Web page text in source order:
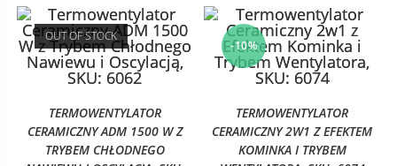
OUT OF STOCK
TERMOWENTYLATOR
CERAMICZNY ADM 1500 W Z
TRYBEM CHŁODNEGO
-10%
TERMOWENTYLATOR
CERAMICZNY 2W1 Z EFEKTEM
KOMINKA I TRYBEM